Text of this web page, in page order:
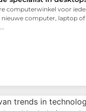
computerwinkel voor
nieuwe computer, laptop of